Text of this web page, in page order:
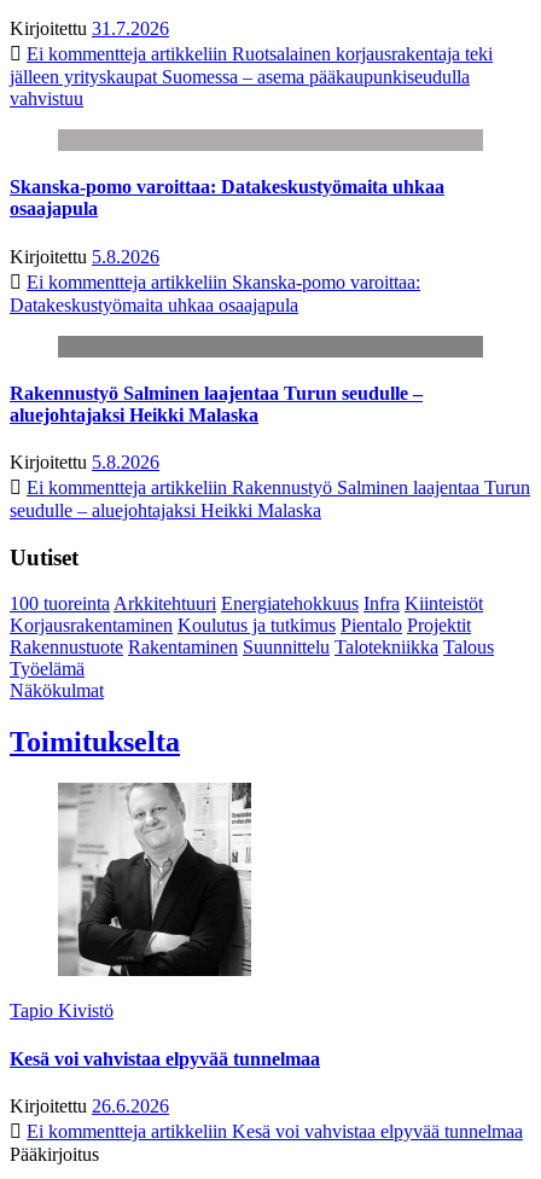
Kirjoitettu 31.7.2026
Ei kommentteja artikkeliin Ruotsalainen korjausrakentaja teki
jälleen yrityskaupat Suomessa – asema pääkaupunkiseudulla
vahvistuu
Skanska-pomo varoittaa: Datakeskustyömaita uhkaa
osaajapula
Kirjoitettu 5.8.2026
Ei kommentteja artikkeliin Skanska-pomo varoittaa:
Datakeskustyömaita uhkaa osaajapula
Rakennustyö Salminen laajentaa Turun seudulle –
aluejohtajaksi Heikki Malaska
Kirjoitettu 5.8.2026
Ei kommentteja artikkeliin Rakennustyö Salminen laajentaa Turun
seudulle – aluejohtajaksi Heikki Malaska
Uutiset
100 tuoreintaArkkitehtuuri Energiatehokkuus Infra Kiinteistöt
Korjausrakentaminen Koulutus ja tutkimus Pientalo Projektit
Rakennustuote Rakentaminen Suunnittelu Talotekniikka Talous
Työelämä
Näkökulmat
Toimitukselta
Tapio Kivistö
Kesä voi vahvistaa elpyvää tunnelmaa
Kirjoitettu 26.6.2026
Ei kommentteja artikkeliin Kesä voi vahvistaa elpyvää tunnelmaa
Pääkirjoitus